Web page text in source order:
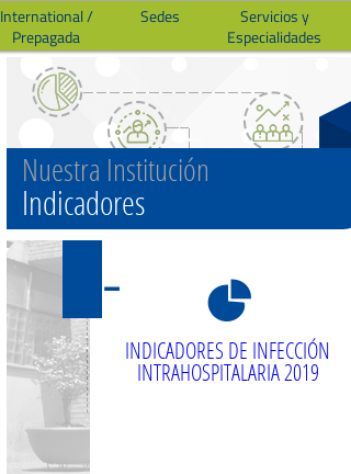
International /
Prepagada
Sedes
Servicios y
Especialidades
Nuestra Institución
Indicadores
8
INDICADORES DE INFECCIÓN
INTRAHOSPITALARIA 2019